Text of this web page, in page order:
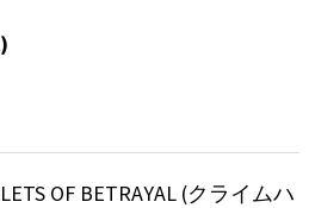
OF BETRAYAL (クライムハ